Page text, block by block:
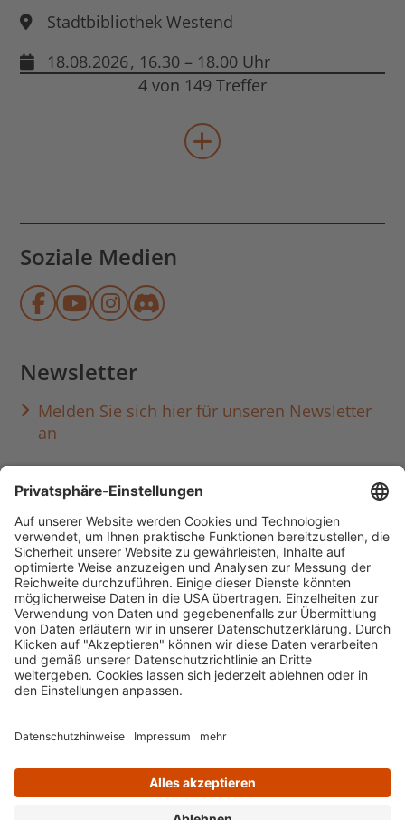
Stadtbibliothek Westend
18.08.2026, 16.30 – 18.00 Uhr
4 von 149 Treffer
mehr Veranstaltungen
Soziale Medien
Münchner Stadtbibliothek auf
Münchner Stadtbibliothek auf
Münchner Stadtbibliothek
Münchner
Newsletter
Melden Sie sich hier für unseren Newsletter
an
Häufig aufgerufen
Standorte & Öffnungszeiten
anmelden & ausleihen
Ausbildung & Karriere
Impressum Datenschutz Barrierefreiheit
literaturportal-bayern.de